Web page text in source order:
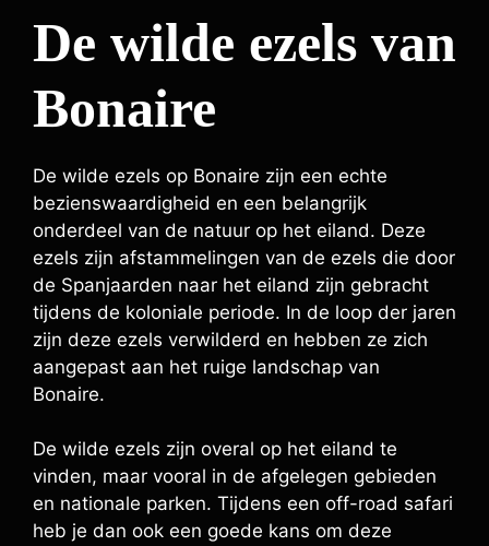
De wilde ezels van
Bonaire
De wilde ezels op Bonaire zijn een echte
bezienswaardigheid en een belangrijk
onderdeel van de natuur op het eiland. Deze
ezels zijn afstammelingen van de ezels die door
de Spanjaarden naar het eiland zijn gebracht
tijdens de koloniale periode. In de loop der jaren
zijn deze ezels verwilderd en hebben ze zich
aangepast aan het ruige landschap van
Bonaire.
De wilde ezels zijn overal op het eiland te
vinden, maar vooral in de afgelegen gebieden
en nationale parken. Tijdens een off-road safari
heb je dan ook een goede kans om deze